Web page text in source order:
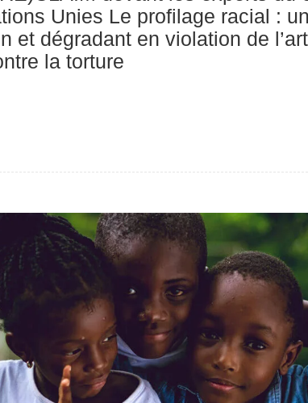
Unies Le profilage racial :
et dégradant en violation de
la torture